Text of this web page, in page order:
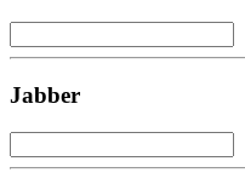
Jabber